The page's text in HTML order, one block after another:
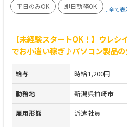
平日のみOK
即日勤務OK ...全て表
【未経験スタートOK！】ウレ
でお小遣い稼ぎ♪パソコン製品
給与 時給1,200円
勤務地 新潟県柏崎市
雇用形態 派遣社員